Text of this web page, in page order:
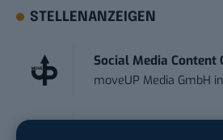
STELLENANZEIGEN
Social Media
moveUP Media GmbH in